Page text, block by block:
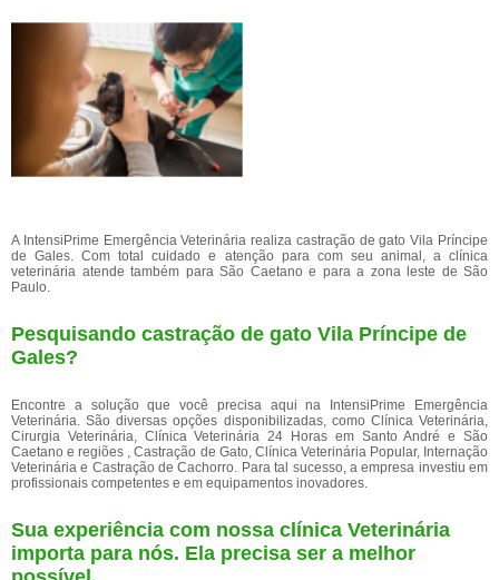
A IntensiPrime Emergência Veterinária realiza castração de gato Vila Príncipe
de Gales. Com total cuidado e atenção para com seu animal, a clínica
veterinária atende também para São Caetano e para a zona leste de São
Paulo.
Pesquisando castração de gato Vila Príncipe de
Gales?
Encontre a solução que você precisa aqui na IntensiPrime Emergência
Veterinária. São diversas opções disponibilizadas, como Clínica Veterinária,
Cirurgia Veterinária, Clínica Veterinária 24 Horas em Santo André e São
Caetano e regiões , Castração de Gato, Clínica Veterinária Popular, Internação
Veterinária e Castração de Cachorro. Para tal sucesso, a empresa investiu em
profissionais competentes e em equipamentos inovadores.
Sua experiência com nossa clínica Veterinária
importa para nós. Ela precisa ser a melhor